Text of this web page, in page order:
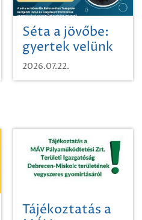
Séta a jövőbe:
gyertek velünk
egy városi
időutazásra!
2026.07.22.
Tájékoztatás a